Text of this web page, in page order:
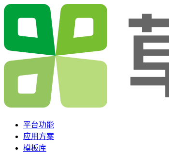
平台功能
应用方案
模板库